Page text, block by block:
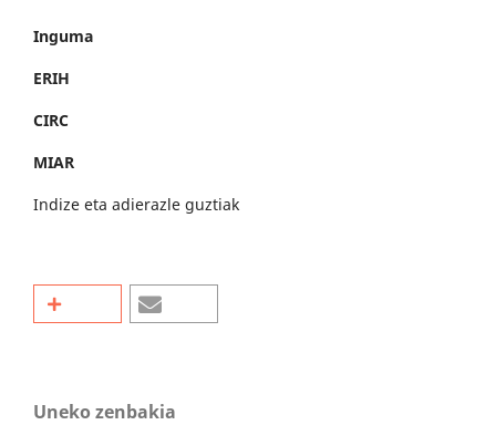
Inguma
ERIH
CIRC
MIAR
Indize eta adierazle guztiak
Uneko zenbakia